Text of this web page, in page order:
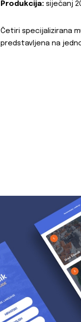
Produkcija: siječanj
Četiri specijalizirana
predstavljena na